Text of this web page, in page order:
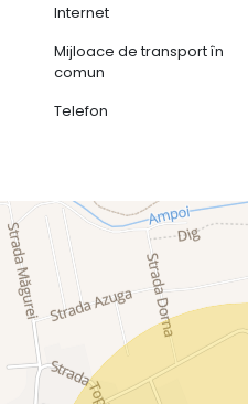
Internet
Mijloace de transport în
comun
Telefon